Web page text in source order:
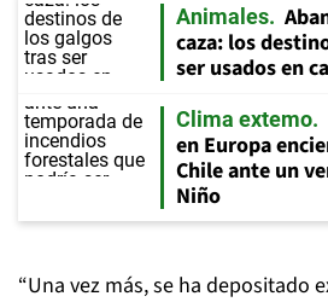
Animales
caza: los
ser usados en
Clima extemo
en Europa
Chile ante un
Niño
“Una vez más, se ha depositado